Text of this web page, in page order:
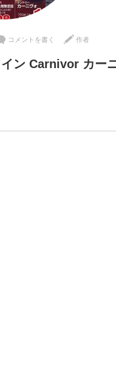
コメントを書く 作者
イン Carnivor カー